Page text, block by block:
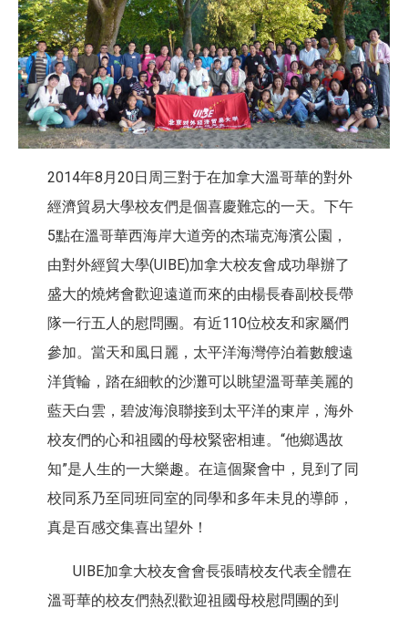
2014年8月20日周三對于在加拿大溫哥華的對外
經濟貿易大學校友們是個喜慶難忘的一天。下午
5點在溫哥華西海岸大道旁的杰瑞克海濱公園，
由對外經貿大學(UIBE)加拿大校友會成功舉辦了
盛大的燒烤會歡迎遠道而來的由楊長春副校長帶
隊一行五人的慰問團。有近110位校友和家屬們
參加。當天和風日麗，太平洋海灣停泊着數艘遠
洋貨輪，踏在細軟的沙灘可以眺望溫哥華美麗的
藍天白雲，碧波海浪聯接到太平洋的東岸，海外
校友們的心和祖國的母校緊密相連。“他鄉遇故
知”是人生的一大樂趣。在這個聚會中，見到了同
校同系乃至同班同室的同學和多年未見的導師，
真是百感交集喜出望外！
UIBE加拿大校友會會長張晴校友代表全體在
溫哥華的校友們熱烈歡迎祖國母校慰問團的到